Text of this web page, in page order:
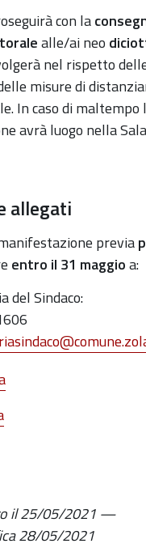
con la
alle/ai neo
nel rispetto
misure di
In caso di maltempo
avrà luogo nella
allegati
previa
entro il 31 maggioa:
del Sindaco:
il25/05/2021 —
28/05/2021